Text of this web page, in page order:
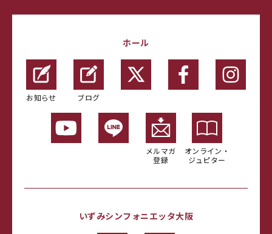
ホール
お知らせ ブログ
メルマガ
登録
オンライン・
ジュピター
いずみシンフォニエッタ大阪